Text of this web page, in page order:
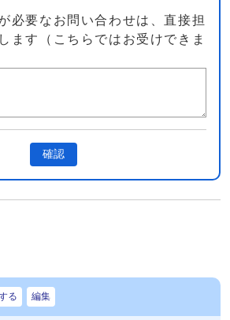
必要なお問い合わせは、直接担
ます（こちらではお受けできま
確認
る 編集